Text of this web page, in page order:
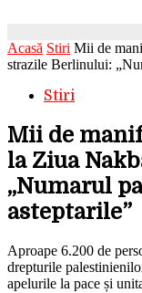
Acasă Stiri Mii de
strazile Berlinului:
Stiri
Mii de
la Ziua
„Numarul
asteptarile”
Aproape 6.200 de
drepturile
apelurile la pace și